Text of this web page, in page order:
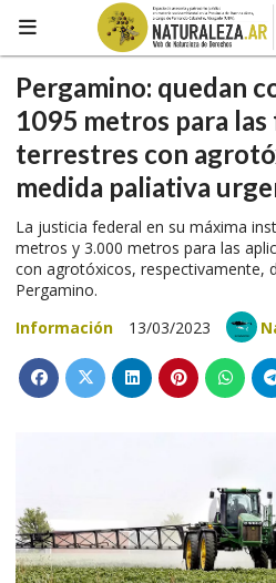
Pergamino: quedan
1095 metros para
terrestres con
medida paliativa
La justicia federal en su máxima
metros y 3.000 metros para las
con agrotóxicos, respectivamente,
Pergamino.
Información
13/03/2023